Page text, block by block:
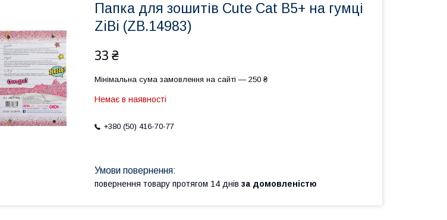
Папка для зошитів Cute Cat B5+ на гумці
ZiBi (ZB.14983)
33 ₴
Мінімальна сума замовлення на сайті — 250 ₴
Немає в наявності
+380 (50) 416-70-77
повернення товару протягом 14 днів за домовленістю